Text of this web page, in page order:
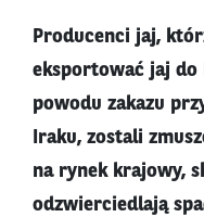
Producenci jaj,
eksportować jaj do
powodu zakazu
Iraku, zostali
na rynek krajowy,
odzwierciedlają